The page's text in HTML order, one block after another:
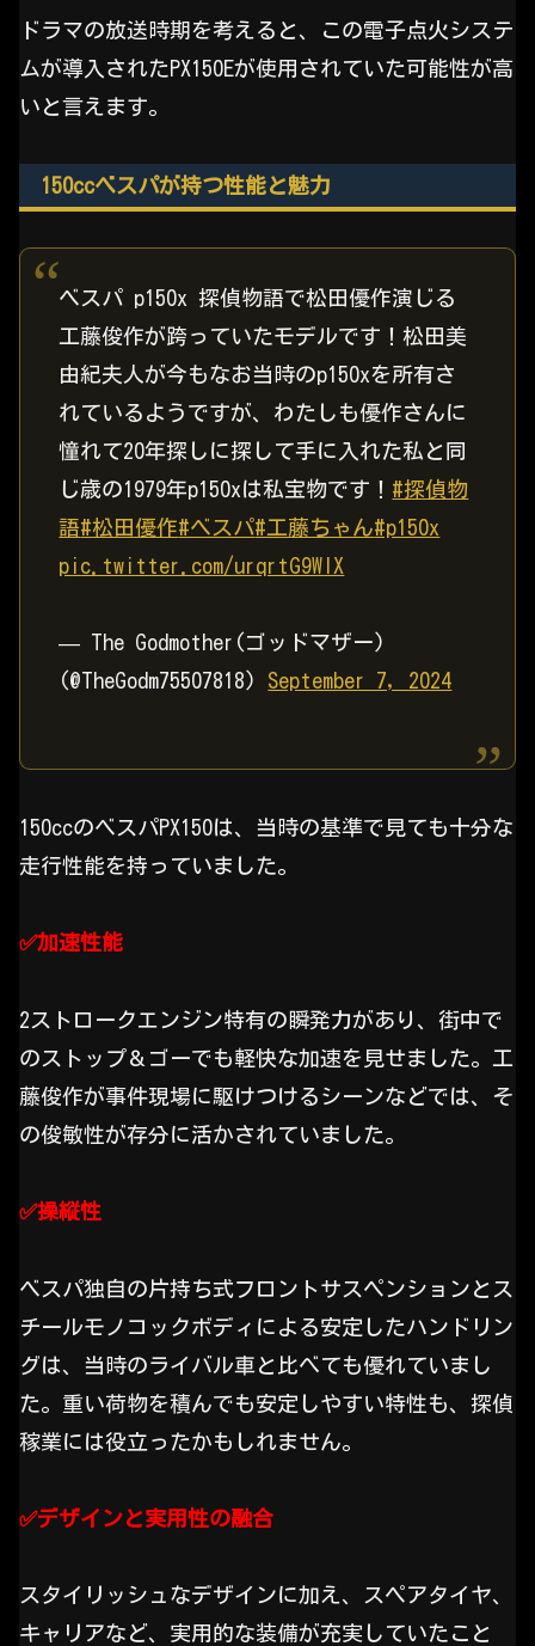
ドラマの放送時期を考えると、この電子点火システ
ムが導入されたPX150Eが使用されていた可能性が高
いと言えます。
150ccベスパが持つ性能と魅力
ベスパ p150x 探偵物語で松田優作演じる
工藤俊作が跨っていたモデルです！松田美
由紀夫人が今もなお当時のp150xを所有さ
れているようですが、わたしも優作さんに
憧れて20年探しに探して手に入れた私と同
じ歳の1979年p150xは私宝物です！ #探偵物
語#松田優作#ベスパ#工藤ちゃん#p150x
pic.twitter.com/urqrtG9WlX
— The Godmother(ゴッドマザー)
(@TheGodm75507818) September 7, 2024
150ccのベスパPX150は、当時の基準で見ても十分な
走行性能を持っていました。
✅️加速性能
2ストロークエンジン特有の瞬発力があり、街中で
のストップ＆ゴーでも軽快な加速を見せました。工
藤俊作が事件現場に駆けつけるシーンなどでは、そ
の俊敏性が存分に活かされていました。
✅️操縦性
ベスパ独自の片持ち式フロントサスペンションとス
チールモノコックボディによる安定したハンドリン
グは、当時のライバル車と比べても優れていまし
た。重い荷物を積んでも安定しやすい特性も、探偵
稼業には役立ったかもしれません。
✅️デザインと実用性の融合
スタイリッシュなデザインに加え、スペアタイヤ、
キャリアなど、実用的な装備が充実していたこと